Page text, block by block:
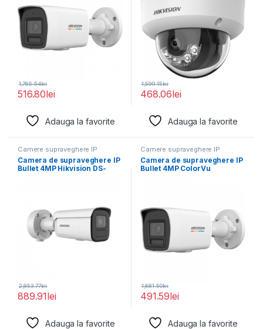
516.80lei
1,765.54lei
Adauga la favorite
468.06lei
1,599.15lei
Adauga la favorite
Camere supraveghere IP
Camera de supraveghere IP
Bullet 4MP Hikvision DS-
889.91lei
2,853.77lei
Adauga la favorite
Camere supraveghere IP
Camera de supraveghere IP
Bullet 4MP ColorVu
491.59lei
1,681.50lei
Adauga la favorite